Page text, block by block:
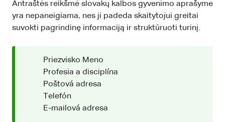
Antraštės reikšmė slovakų kalbos gyvenimo aprašyme
yra nepaneigiama, nes ji padeda skaitytojui greitai
suvokti pagrindinę informaciją ir struktūruoti turinį.
Priezvisko Meno
Profesia a disciplína
Poštová adresa
Telefón
E-mailová adresa